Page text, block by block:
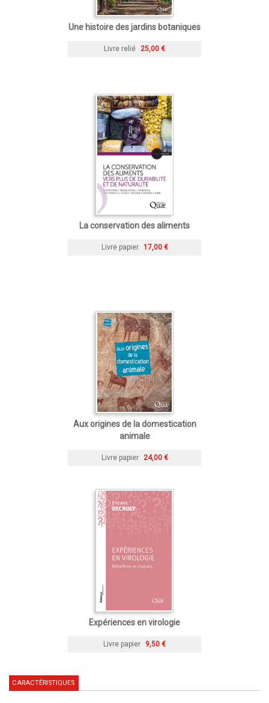
Une histoire des jardins botaniques
Livre relié 25,00 €
La conservation des aliments
Livre papier 17,00 €
Aux origines de la domestication
animale
Livre papier 24,00 €
Expériences en virologie
Livre papier 9,50 €
CARACTÉRISTIQUES